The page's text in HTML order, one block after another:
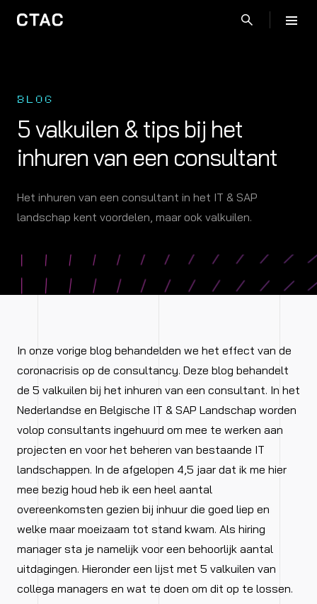
BLOG
5 valkuilen & tips bij het
inhuren van een consultant
Het inhuren van een consultant in het IT & SAP
landschap kent voordelen, maar ook valkuilen.
In onze vorige blog behandelden we het effect van de
coronacrisis op de consultancy. Deze blog behandelt
de 5 valkuilen bij het inhuren van een consultant. In het
Nederlandse en Belgische IT & SAP Landschap worden
volop consultants ingehuurd om mee te werken aan
projecten en voor het beheren van bestaande IT
landschappen. In de afgelopen 4,5 jaar dat ik me hier
mee bezig houd heb ik een heel aantal
overeenkomsten gezien bij inhuur die goed liep en
welke maar moeizaam tot stand kwam. Als hiring
manager sta je namelijk voor een behoorlijk aantal
uitdagingen. Hieronder een lijst met 5 valkuilen van
collega managers en wat te doen om dit op te lossen.